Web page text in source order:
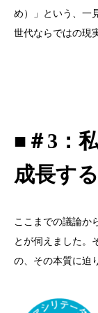
め）」という、一
世代ならではの現
■＃3 ：
成長す
ここまでの議論か
とが伺えました。
の、その本質に迫